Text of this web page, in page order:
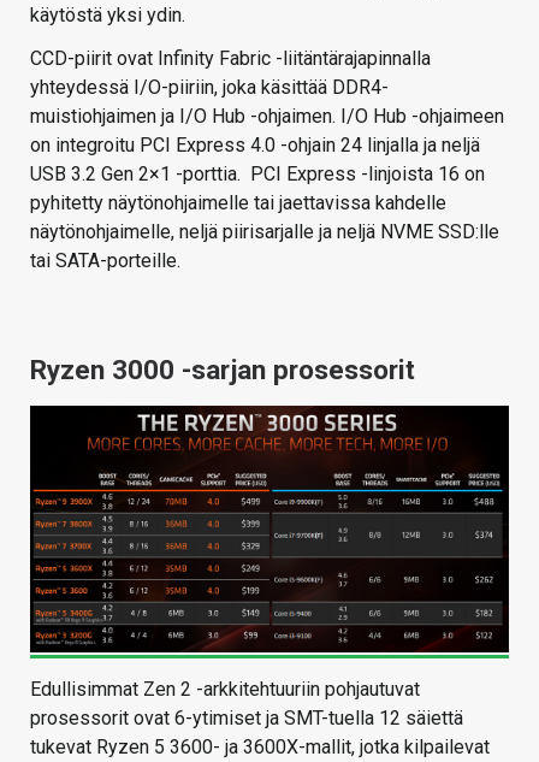
käytöstä yksi ydin.
CCD-piirit ovat Infinity Fabric -liitäntärajapinnalla
yhteydessä I/O-piiriin, joka käsittää DDR4-
muistiohjaimen ja I/O Hub -ohjaimen. I/O Hub -ohjaimeen
on integroitu PCI Express 4.0 -ohjain 24 linjalla ja neljä
USB 3.2 Gen 2×1 -porttia. PCI Express -linjoista 16 on
pyhitetty näytönohjaimelle tai jaettavissa kahdelle
näytönohjaimelle, neljä piirisarjalle ja neljä NVME SSD:lle
tai SATA-porteille.
Ryzen 3000 -sarjan prosessorit
Edullisimmat Zen 2 -arkkitehtuuriin pohjautuvat
prosessorit ovat 6-ytimiset ja SMT-tuella 12 säiettä
tukevat Ryzen 5 3600- ja 3600X-mallit, jotka kilpailevat